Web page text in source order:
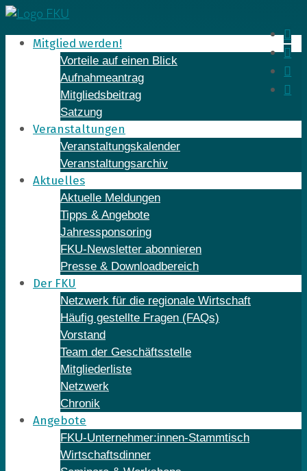
Skip
to
contentMitglied werden!
Vorteile auf einen Blick
Aufnahmeantrag
Mitgliedsbeitrag
Satzung
Veranstaltungen
Veranstaltungskalender
Veranstaltungsarchiv
Aktuelles
Aktuelle Meldungen
Tipps & Angebote
Jahressponsoring
FKU-Newsletter abonnieren
Presse & Downloadbereich
Der FKU
Netzwerk für die regionale Wirtschaft
Häufig gestellte Fragen (FAQs)
Vorstand
Team der Geschäftsstelle
Mitgliederliste
Netzwerk
Chronik
Angebote
FKU-Unternehmer:innen-Stammtisch
Wirtschaftsdinner